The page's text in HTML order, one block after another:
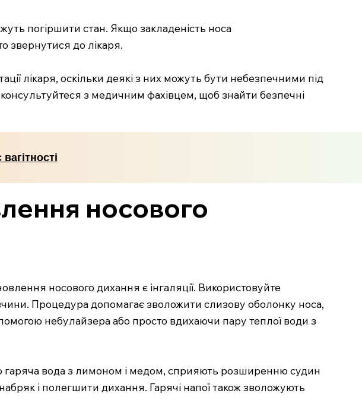
погіршити стан. Якщо закладеність носа
звернутися до лікаря.
лікаря, оскільки деякі з них можуть бути небезпечними під
з медичним фахівцем, щоб знайти безпечні
носового
носового дихання є інгаляції. Використовуйте
Процедура допомагає зволожити слизову оболонку носа,
небулайзера або просто вдихаючи пару теплої води з
гаряча вода з лимоном і медом, сприяють розширенню судин
і полегшити дихання. Гарячі напої також зволожують